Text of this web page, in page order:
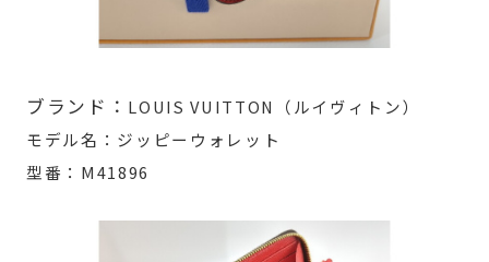
ブランド： LOUIS VUITTON（ルイヴィトン）
モデル名：ジッピーウォレット
型番：M41896